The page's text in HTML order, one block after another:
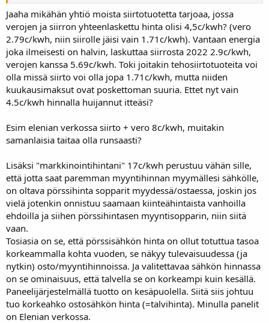
Jaaha mikähän yhtiö moista siirtotuotetta tarjoaa, jossa
verojen ja siirron yhteenlaskettu hinta olisi 4,5c/kwh? (vero
2.79c/kwh, niin siirolle jäisi vain 1.71c/kwh). Vantaan energia
joka ilmeisesti on halvin, laskuttaa siirrosta 2022 2.9c/kwh,
verojen kanssa 5.69c/kwh. Toki joitakin tehosiirtotuoteita voi
olla missä siirto voi olla jopa 1.71c/kwh, mutta niiden
kuukausimaksut ovat poskettoman suuria. Ettet nyt vain
4.5c/kwh hinnalla huijannut itteäsi?
Esim elenian verkossa siirto + vero 8c/kwh, muitakin
samanlaisia taitaa olla runsaasti?
Lisäksi "markkinointihintani" 17c/kwh perustuu vähän sille,
että jotta saat paremman myyntihinnan myymällesi sähkölle,
on oltava pörssihinta sopparit myydessä/ostaessa, joskin jos
vielä jotenkin onnistuu saamaan kiinteähintaista vanhoilla
ehdoilla ja siihen pörssihintasen myyntisopparin, niin siitä
vaan.
Tosiasia on se, että pörssisähkön hinta on ollut totuttua tasoa
korkeammalla kohta vuoden, se näkyy tulevaisuudessa (ja
nytkin) osto/myyntihinnoissa. Ja valitettavaa sähkön hinnassa
on se ominaisuus, että talvella se on korkeampi kuin kesällä.
Paneelijärjestelmällä tuotto on kesäpuolella. Siitä siis johtuu
tuo korkeahko ostosähkön hinta (=talvihinta). Minulla panelit
on Elenian verkossa.